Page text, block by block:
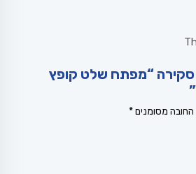
סקירה “מפתח שלט קופץ
מסומנים*